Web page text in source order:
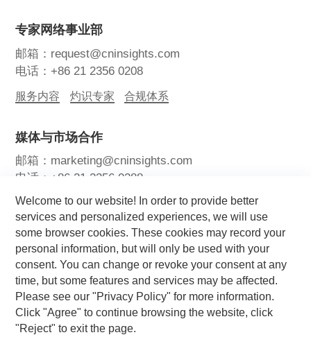
Welcome to our website! In order to provide better
services and personalized experiences, we will use
some browser cookies. These cookies may record your
personal information, but will only be used with your
consent. You can change or revoke your consent at any
time, but some features and services may be affected.
Please see our "Privacy Policy" for more information.
Click "Agree" to continue browsing the website, click
"Reject" to exit the page.
专家网络事业部
邮箱：request@cninsights.com
电话：+86 21 2356 0208
服务内容 灼识专家 合规体系
媒体与市场合作
邮箱：marketing@cninsights.com
电话：+86 21 2356 0288
灼耀峰会 报告洞察 新闻中心
关注我们